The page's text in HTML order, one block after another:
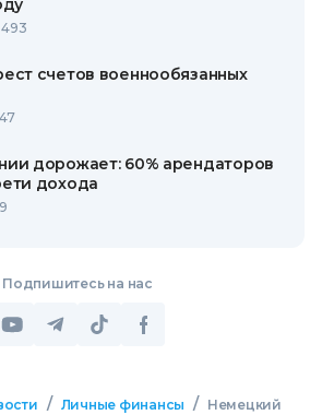
493
счетов военнообязанных
дорожает: 60% арендаторов
дохода
Подпишитесь на нас
/ Личные финансы /
Немецкий